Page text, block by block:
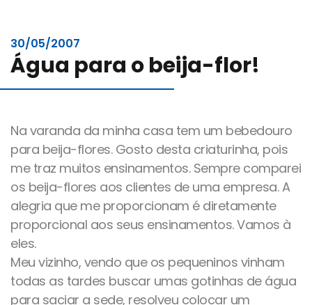
Sobre nós
Blog
Canal de comunicação
Trabalhe Conosco
30/05/2007
Água para o beija-flor!
Na varanda da minha casa tem um bebedouro
para beija-flores. Gosto desta criaturinha, pois
me traz muitos ensinamentos. Sempre comparei
os beija-flores aos clientes de uma empresa. A
alegria que me proporcionam é diretamente
proporcional aos seus ensinamentos. Vamos à
eles.
Meu vizinho, vendo que os pequeninos vinham
todas as tardes buscar umas gotinhas de água
para saciar a sede, resolveu colocar um